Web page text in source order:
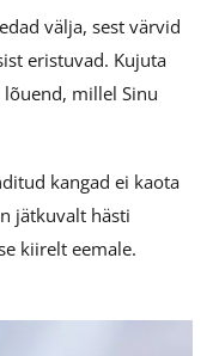
välja, sest värvid
eristuvad. Kujuta
millel Sinu
kangad ei kaota
jätkuvalt hästi
kiirelt eemale.